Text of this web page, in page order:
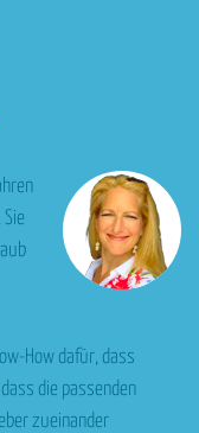
How dafür, dass
die passenden
zueinander